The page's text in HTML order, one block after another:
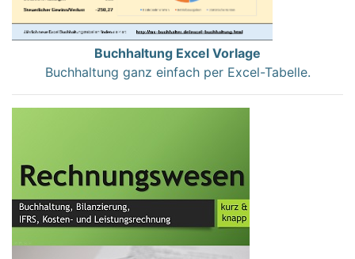
Buchhaltung Excel Vorlage
Buchhaltung ganz einfach per Excel-Tabelle.